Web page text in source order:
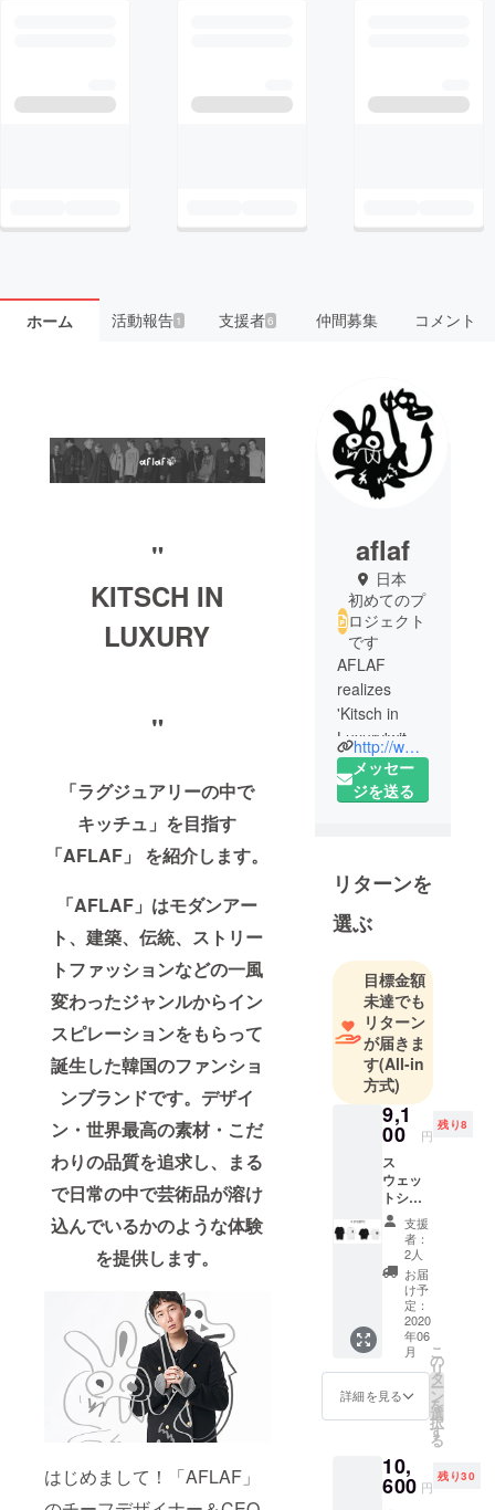
ホーム 活動報告1 支援者6 仲間募集 コメント
"
KITSCH IN
LUXURY
"
「ラグジュアリーの中で
キッチュ」を目指す
「AFLAF」 を紹介します。
「AFLAF」はモダンアー
ト、建築、伝統、ストリー
トファッションなどの一風
変わったジャンルからイン
スピレーションをもらって
誕生した韓国のファンショ
ンブランドです。デザイ
ン・世界最高の素材・こだ
わりの品質を追求し、まる
で日常の中で芸術品が溶け
込んでいるかのような体験
を提供します。
はじめまして！「AFLAF」
aflaf
日本
初めてのプ
ロジェクト
です
AFLAF
realizes
'Kitsch in
Luxury'with
its unique
design,
such as
modern art,
architecture,
traditional
clothing and
street
fashion. As it
takes pride
in having
unparalleled
quality by
flawless
finish details
and using
the world 's
materials , it
creates truly
sophisticated
and artistic,
yet
comfortable
http://www.aflaf.com/
メッセー
ジを送る
リターンを
選ぶ
目標金額
未達でも
リターン
が届きま
す(All-in
方式)
9,1
00 円
残り8
ス
ウェッ
トシャ
ツ（男
性 / 女
性）
「超早
割」 価
15,120
円 ▷
40％割
引
支援
者：
2人
お届
け予
定：
2020
年06
月
詳細を見る
こ
の
リ
タ
ー
ン
を
選
択
す
る
10,
600 円
残り30